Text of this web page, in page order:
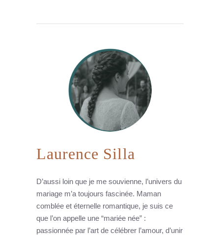
Laurence Silla
D’aussi loin que je me souvienne, l’univers du
mariage m’a toujours fascinée. Maman
comblée et éternelle romantique, je suis ce
que l’on appelle une “mariée née” :
passionnée par l’art de célébrer l’amour, d’unir